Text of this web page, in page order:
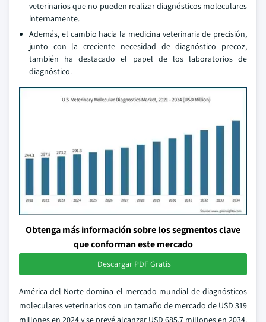
veterinarios que no pueden realizar diagnósticos moleculares
internamente.
Además, el cambio hacia la medicina veterinaria de precisión,
junto con la creciente necesidad de diagnóstico precoz,
también ha destacado el papel de los laboratorios de
diagnóstico.
Obtenga más información sobre los segmentos clave
que conforman este mercado
Descargar PDF Gratis
América del Norte domina el mercado mundial de diagnósticos
moleculares veterinarios con un tamaño de mercado de USD 319
millones en 2024 y se prevé alcanzar USD 685,7 millones en 2034,